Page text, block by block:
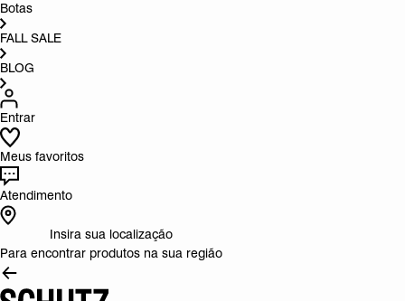
Botas
FALL SALE
BLOG
Entrar
Meus favoritos
Atendimento
Insira sua localização
Para encontrar produtos na sua região